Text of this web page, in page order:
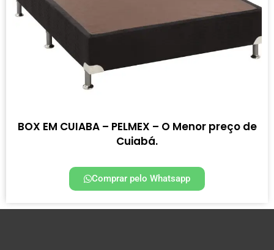
BOX EM CUIABA – PELMEX – O Menor preço de
Cuiabá.
Comprar pelo Whatsapp